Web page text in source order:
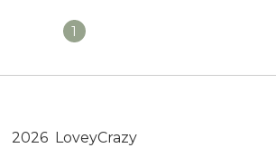
1
2026 LoveyCrazy